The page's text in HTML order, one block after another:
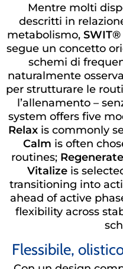
Mentre molti
descritti in
metabolismo,
segue un concetto
schemi di
naturalmente
per strutturare le
l’allenamento –
system offers five
Relax is commonly
Calm is often
routines; Regenerate
Vitalizeis
transitioning into
ahead of active
flexibility across
Flessibile,